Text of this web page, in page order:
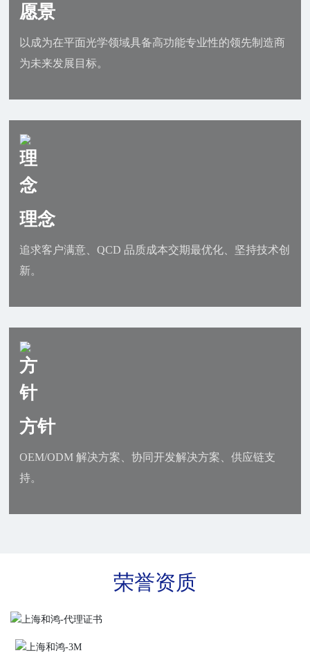
愿景
以成为在平面光学领域具备高功能专业性的领先制造商
为未来发展目标。
理念
追求客户满意、QCD 品质成本交期最优化、坚持技术创
新。
方针
OEM/ODM 解决方案、协同开发解决方案、供应链支
持。
荣誉资质